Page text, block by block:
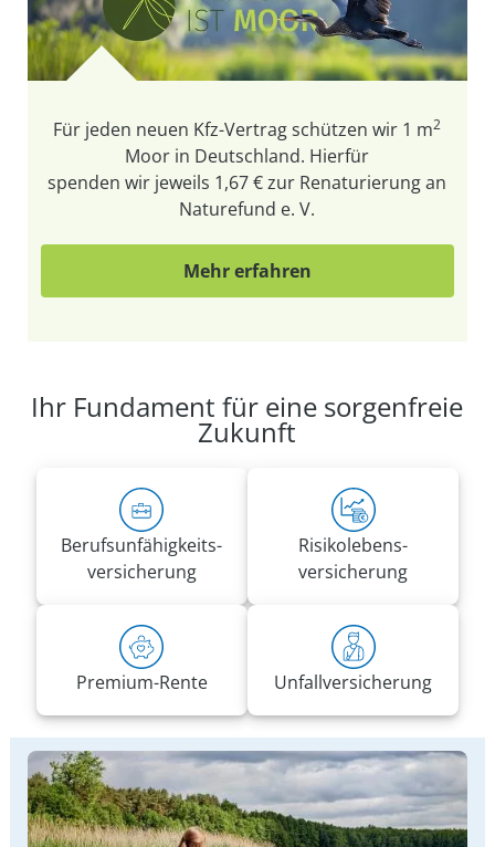
Für jeden neuen Kfz-Vertrag schützen wir 1 m2
Moor in Deutschland. Hierfür
spenden wir jeweils 1,67 € zur Renaturierung an
Naturefund e. V.
Mehr erfahren
Ihr Fundament für eine sorgenfreie
Zukunft
Berufs­unfähigkeits­
versicherung
Risiko­lebens­
versicherung
Premium-Rente Unfall­versicherung